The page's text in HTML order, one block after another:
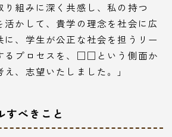
り組みに深く共感し、私の持つ
かして、貴学の理念を社会に広
に、学生が公正な社会を担うリー
るプロセスを、□□という側面か
え、志望いたしました。」
すべきこと